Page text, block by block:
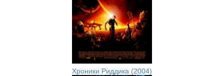
Хроники Риддика (2004)